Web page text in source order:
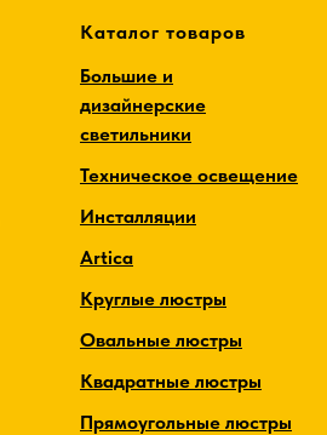
Каталог товаров
Большие и
дизайнерские
светильники
Техническое освещение
Инсталляции
Artica
Круглые люстры
Овальные люстры
Квадратные люстры
Прямоугольные люстры